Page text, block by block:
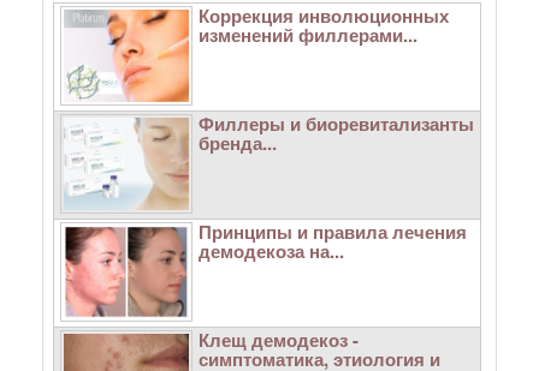
Коррекция инволюционных
изменений филлерами...
Филлеры и биоревитализанты
бренда...
Принципы и правила лечения
демодекоза на...
Клещ демодекоз -
симптоматика, этиология и